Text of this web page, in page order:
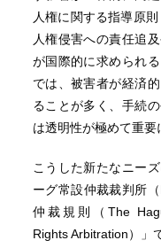
人権に関する指導原
人権侵害への責任追
が国際的に求められ
では、被害者が経済
ることが多く、手続
は透明性が極めて重要
こうした新たなニー
ーグ常設仲裁裁判所
仲裁規則（The
Rights Arbitration）」